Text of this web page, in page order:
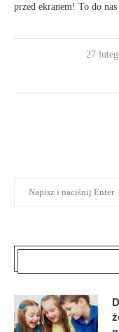
przed ekranem! To do
27